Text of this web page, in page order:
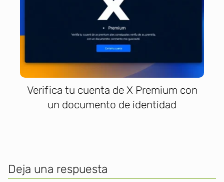
Verifica tu cuenta de X Premium con
un documento de identidad
Deja una respuesta